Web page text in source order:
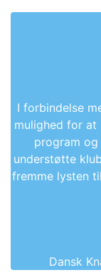
I forbindelse
mulighed for at
program
understøtte
fremme lysten
Dansk